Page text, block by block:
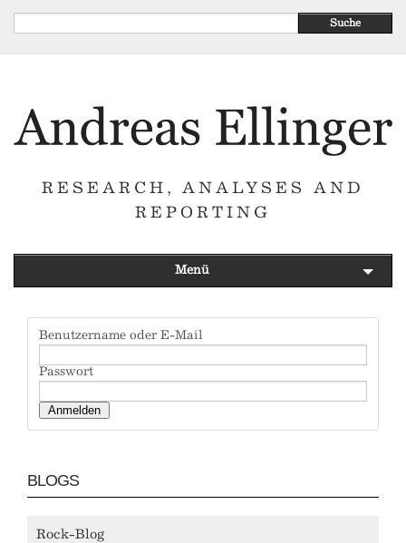
Suche
RESEARCH, ANALYSES AND
REPORTING
Menü
Benutzername oder E-Mail
Passwort
BLOGS
Rock-Blog